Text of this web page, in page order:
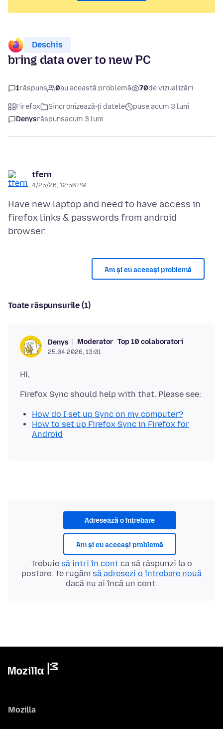
Deschis
bring data over to new PC
1răspuns 0au această problemă 70de vizualizări
Firefox Sincronizează-ți datele
puse acum 3 luni
Denysrăspunsacum 3 luni
tfern
4/25/26, 12:56 PM
Have new laptop and need to have access in
firefox links & passwords from android
Am și eu aceeași problemă
Toate răspunsurile (1)
Denys Moderator Top 10 colaboratori
25.04.2026, 13:01
How do I set up Sync on my computer?
How to set up Firefox Sync in Firefox for
Android
Adresează o întrebare
Am și eu aceeași problemă
Trebuie să intri în cont ca să răspunzi la o
postare. Te rugăm să adresezi o întrebare nouă
dacă nu ai încă un cont.
Mozilla